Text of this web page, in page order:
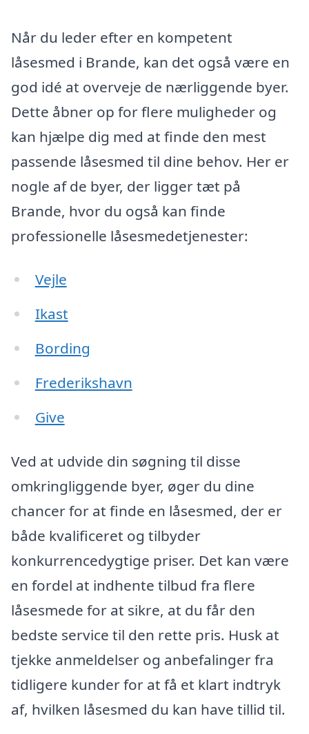
Når du leder efter en kompetent
låsesmed i Brande, kan det også være en
god idé at overveje de nærliggende byer.
Dette åbner op for flere muligheder og
kan hjælpe dig med at finde den mest
passende låsesmed til dine behov. Her er
nogle af de byer, der ligger tæt på
Brande, hvor du også kan finde
professionelle låsesmedetjenester:
Vejle
Ikast
Bording
Frederikshavn
Give
Ved at udvide din søgning til disse
omkringliggende byer, øger du dine
chancer for at finde en låsesmed, der er
både kvalificeret og tilbyder
konkurrencedygtige priser. Det kan være
en fordel at indhente tilbud fra flere
låsesmede for at sikre, at du får den
bedste service til den rette pris. Husk at
tjekke anmeldelser og anbefalinger fra
tidligere kunder for at få et klart indtryk
af, hvilken låsesmed du kan have tillid til.